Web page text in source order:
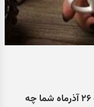
فال قهوه روزانه ۲۶ آذر ماه | فال قهوه روزانه ۲۶ آذرماه شما چه